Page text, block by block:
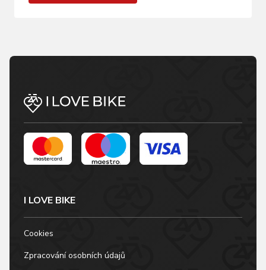
I LOVE BIKE
Cookies
Zpracování osobních údajů